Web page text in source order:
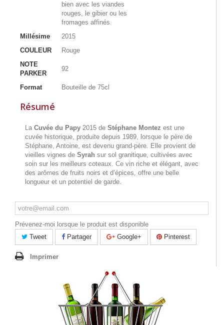
bien avec les viandes
rouges, le gibier ou les
fromages affinés.
Millésime
2015
COULEUR
Rouge
NOTE
PARKER
92
Format Bouteille de 75cl
Résumé
La Cuvée du Papy 2015 de Stéphane Montez est une
cuvée historique, produite depuis 1989, lorsque le père de
Stéphane, Antoine, est devenu grand-père. Elle provient de
vieilles vignes de Syrah sur sol granitique, cultivées avec
soin sur les meilleurs coteaux. Ce vin riche et élégant, avec
des arômes de fruits noirs et d’épices, offre une belle
longueur et un potentiel de garde.
Prévenez-moi lorsque le produit est disponible
Tweet
Partager Google+ Pinterest
Imprimer